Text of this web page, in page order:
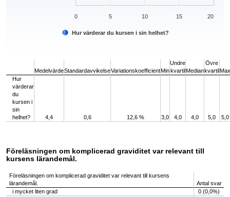
Hur värderar du kursen i sin helhet?
0 5 10 15 20
MedelvärdeStandardavvikelseVariationskoefficientMin
Undre
kvartilMedian
Övre
kvartilMax
Hur
värderar
du
kursen i
sin
helhet?
4,4 0,6 12,6 % 3,0 4,0 4,0 5,0 5,0
Föreläsningen om komplicerad graviditet var relevant till
kursens lärandemål.
Föreläsningen om komplicerad graviditet var relevant till kursens
lärandemål.
Antal svar
i mycket liten grad
0 (0,0%)